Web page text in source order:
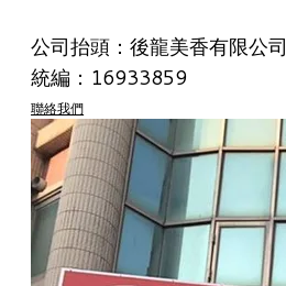
公司抬頭：後龍美香有限公司
統編：16933859
聯絡我們